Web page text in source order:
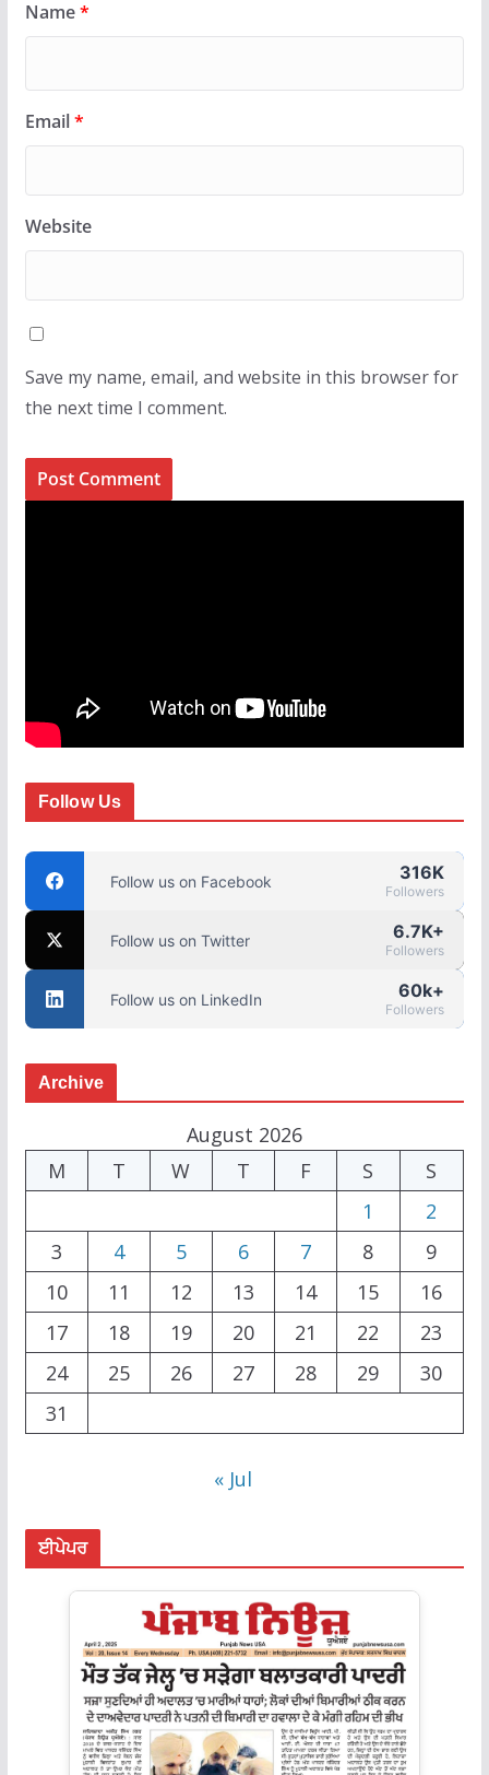
Name*
Email*
Website
Save my name, email, and website in this browser for
the next time I comment.
Follow Us
Follow us on Facebook 316K
Followers
Follow us on Twitter 6.7K+
Followers
Follow us on LinkedIn 60k+
Followers
Archive
August 2026
M
T W T F S
S
1
2
3
4 5 6 7 8
9
10
11 12 13 14 15
16
17
18 19 20 21 22
23
24
25 26 27 28 29
30
31
« Jul
ਈਪੇਪਰ